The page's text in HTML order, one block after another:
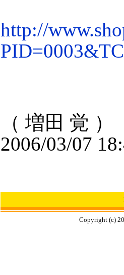
http://
（ 増田 覚 ）
2006/03/07
Copyright (c)